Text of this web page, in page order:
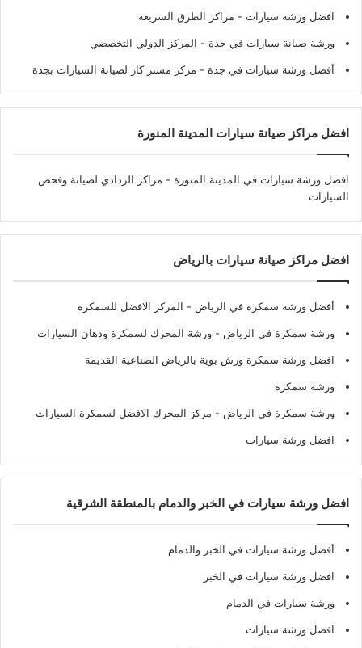
افضل ورشة سيارات - مراكز الطرق السريعة
ورشة صيانة سيارات في جدة - المركز الدولي التخصصي
أفضل ورشة سيارات في جدة - مركز مستر كار لصيانة السيارات بجدة
افضل مراكز صيانة سيارات المدينة المنورة
افضل ورشة سيارات في المدينة المنورة - مراكز الردادي لصيانة وفحص
السيارات
افضل مراكز صيانة سيارات بالرياض
أفضل ورشة سمكرة في الرياض - المركز الافضل للسمكرة
ورشة سمكرة في الرياض - ورشة المحرك لسمكرة ودهان السيارات
افضل ورشة سمكرة ورش بوية بالرياض الصناعية القديمة
ورشة سمكرة
ورشة سمكرة في الرياض - مركز المحرك الافضل لسمكرة السيارات
افضل ورشة سيارات
افضل ورشة سيارات في الخبر والدمام بالمنطقة الشرقية
أفضل ورشة سيارات في الخبر والدمام
افضل ورشة سيارات في الخبر
ورشة سيارات في الدمام
افضل ورشة سيارات